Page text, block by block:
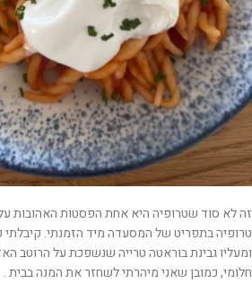
זה לא סוד שטרופיה היא אחת הפסטות האהובות
טרופיה בתפריט של המסעדה מיד הזמנתי. קיבלתי
ומעליו גבינת בוראטה טרייה שנשפכת על הרוטב
חלומי, כמובן שאני מיהרתי לשחזר את המנה בבית .